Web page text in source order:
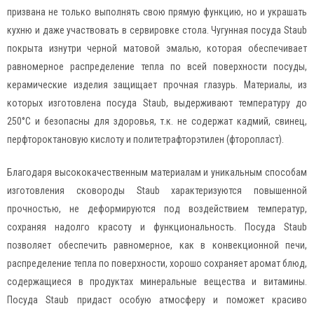
призвана не только выполнять свою прямую функцию, но и украшать
кухню и даже участвовать в сервировке стола. Чугунная посуда Staub
покрыта изнутри черной матовой эмалью, которая обеспечивает
равномерное распределение тепла по всей поверхности посуды,
керамические изделия защищает прочная глазурь. Материалы, из
которых изготовлена посуда Staub, выдерживают температуру до
250°C и безопасны для здоровья, т.к. не содержат кадмий, свинец,
перфтороктановую кислоту и политетрафторэтилен (фторопласт).
Благодаря высококачественным материалам и уникальным способам
изготовления сковороды Staub характеризуются повышенной
прочностью, не деформируются под воздействием температур,
сохраняя надолго красоту и функциональность. Посуда Staub
позволяет обеспечить равномерное, как в конвекционной печи,
распределение тепла по поверхности, хорошо сохраняет аромат блюд,
содержащиеся в продуктах минеральные вещества и витамины.
Посуда Staub придаст особую атмосферу и поможет красиво